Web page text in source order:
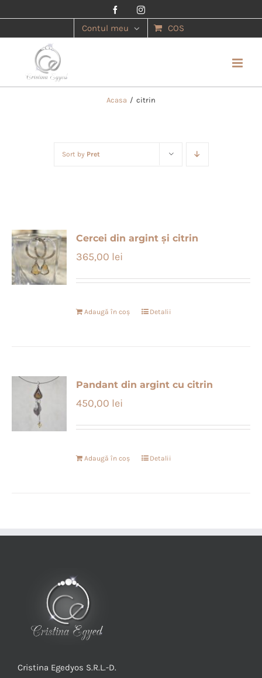
FacebookInstagram
Contul meu COS
Acasa / citrin
Sort by Pret
Cercei din argint și citrin
365,00 lei
Adaugă în coș Detalii
Pandant din argint cu citrin
450,00 lei
Adaugă în coș Detalii
Cristina Egedyos S.R.L.-D.